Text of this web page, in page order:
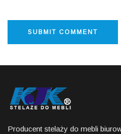
Producent stelaży do mebli